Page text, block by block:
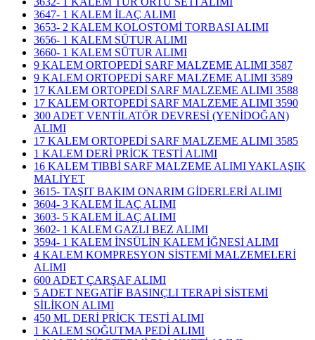
3647- 1 KALEM İLAÇ ALIMI
3653- 2 KALEM KOLOSTOMİ TORBASI ALIMI
3656- 1 KALEM SÜTUR ALIMI
3660- 1 KALEM SÜTUR ALIMI
9 KALEM ORTOPEDİ SARF MALZEME ALIMI 3587
9 KALEM ORTOPEDİ SARF MALZEME ALIMI 3589
17 KALEM ORTOPEDİ SARF MALZEME ALIMI 3588
17 KALEM ORTOPEDİ SARF MALZEME ALIMI 3590
300 ADET VENTİLATÖR DEVRESİ (YENİDOĞAN)
ALIMI
17 KALEM ORTOPEDİ SARF MALZEME ALIMI 3585
1 KALEM DERİ PRİCK TESTİ ALIMI
16 KALEM TIBBİ SARF MALZEME ALIMI YAKLAŞIK
MALİYET
3615- TAŞIT BAKIM ONARIM GİDERLERİ ALIMI
3604- 3 KALEM İLAÇ ALIMI
3603- 5 KALEM İLAÇ ALIMI
3602- 1 KALEM GAZLI BEZ ALIMI
3594- 1 KALEM İNSÜLİN KALEM İĞNESİ ALIMI
4 KALEM KOMPRESYON SİSTEMİ MALZEMELERİ
ALIMI
600 ADET ÇARŞAF ALIMI
5 ADET NEGATİF BASINÇLI TERAPİ SİSTEMİ
SİLİKON ALIMI
450 ML DERİ PRİCK TESTİ ALIMI
1 KALEM SOĞUTMA PEDİ ALIMI